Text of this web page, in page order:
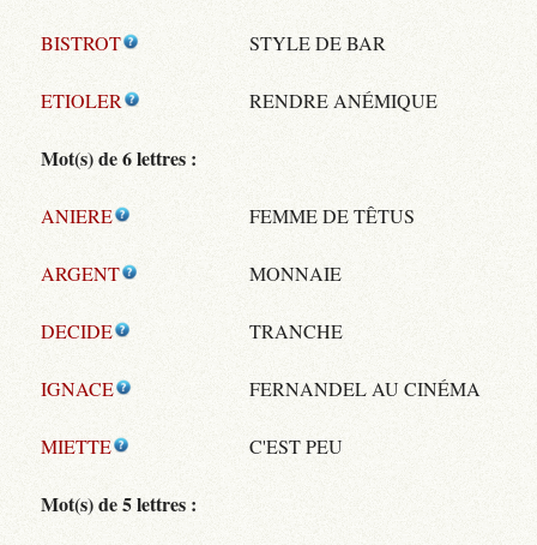
BISTROT STYLE DE BAR
ETIOLER RENDRE ANÉMIQUE
Mot(s) de 6 lettres :
ANIERE FEMME DE TÊTUS
ARGENT MONNAIE
DECIDE TRANCHE
IGNACE FERNANDEL AU CINÉMA
MIETTE C'EST PEU
Mot(s) de 5 lettres :